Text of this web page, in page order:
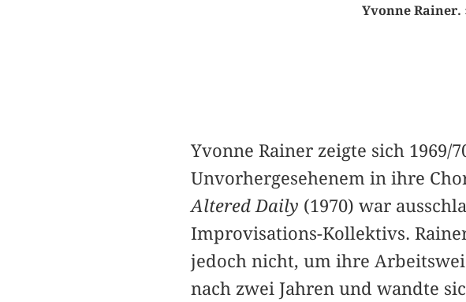
Yvonne Rainer.
Yvonne Rainer zeigte sich
Unvorhergesehenem in ihre
Altered Daily (1970) war
Improvisations-Kollektivs.
jedoch nicht, um ihre
nach zwei Jahren und wandte